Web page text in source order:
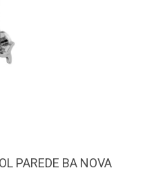
PAREDE BA NOVA